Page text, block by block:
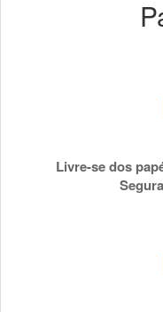
Livre-se dos